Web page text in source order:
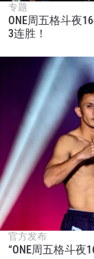
专题
ONE周五格斗夜
3连胜！
官方发布
“ONE周五格斗夜